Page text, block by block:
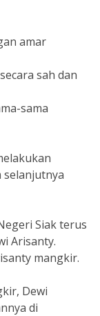
amar
sah dan
sama
selanjutnya
Siak terus
Arisanty.
mangkir.
Dewi
di